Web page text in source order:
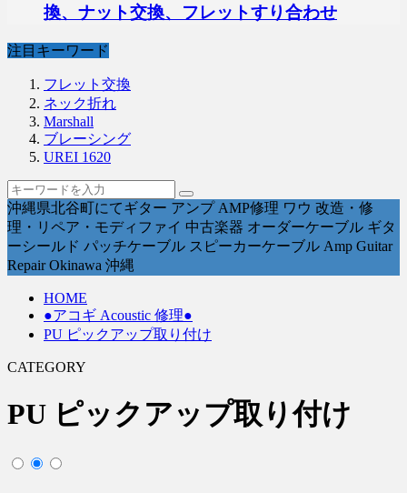
換、ナット交換、フレットすり合わせ
注目キーワード
フレット交換
ネック折れ
Marshall
ブレーシング
UREI 1620
沖縄県北谷町にてギター アンプ AMP修理 ワウ 改造・修
理・リペア・モディファイ 中古楽器 オーダーケーブル ギタ
ーシールド パッチケーブル スピーカーケーブル Amp Guitar
Repair Okinawa 沖縄
HOME
●アコギ Acoustic 修理●
PU ピックアップ取り付け
CATEGORY
PU ピックアップ取り付け